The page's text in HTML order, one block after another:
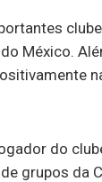
México.
do
grupos da